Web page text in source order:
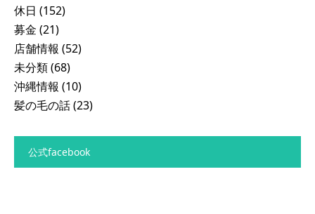
休日 (152)
募金 (21)
店舗情報 (52)
未分類(68)
沖縄情報 (10)
髪の毛の話(23)
公式facebook